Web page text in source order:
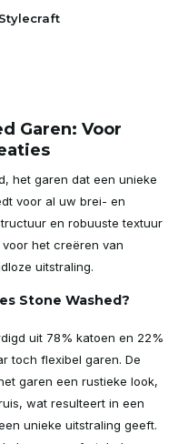
Stylecraft
Garen: Voor
het garen dat een unieke
voor al uw brei- en
en robuuste textuur
het creëren van
uitstraling.
Stone Washed?
uit 78% katoen en 22%
toch flexibel garen. De
garen een rustieke look,
wat resulteert in een
unieke uitstraling geeft.